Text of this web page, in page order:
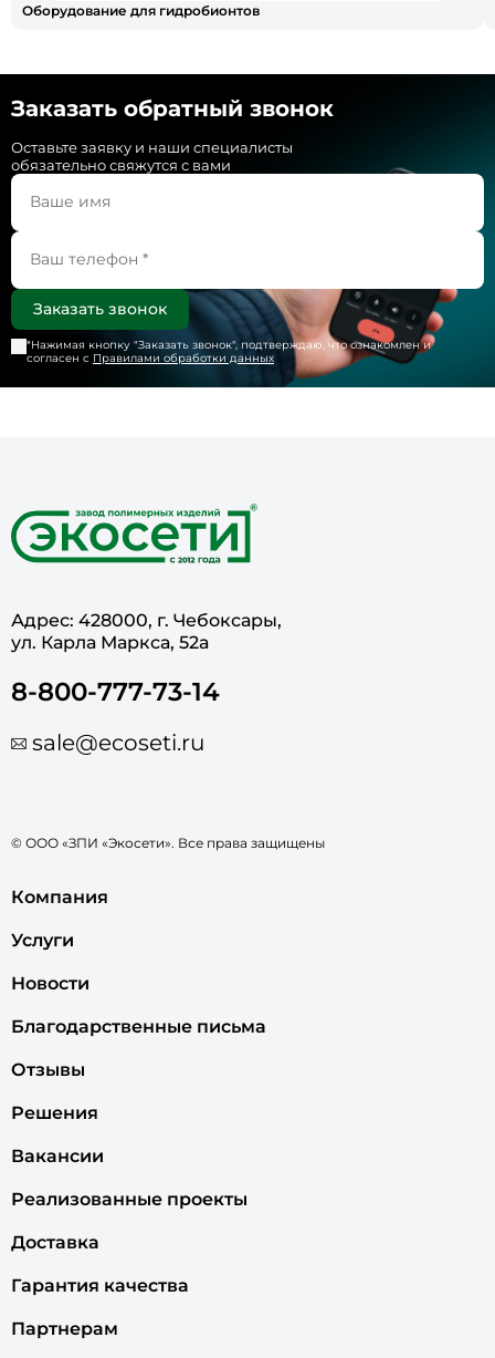
Оборудование для гидробионтов
Заказать обратный звонок
Оставьте заявку и наши специалисты
обязательно свяжутся с вами
*Нажимая кнопку "Заказать звонок", подтверждаю, что ознакомлен и
согласен с Правилами обработки данных
Адрес: 428000, г. Чебоксары,
ул. Карла Маркса, 52а
8-800-777-73-14
sale@ecoseti.ru
© ООО «ЗПИ «Экосети». Все права защищены
Компания
Услуги
Новости
Благодарственные письма
Отзывы
Решения
Вакансии
Реализованные проекты
Доставка
Гарантия качества
Партнерам